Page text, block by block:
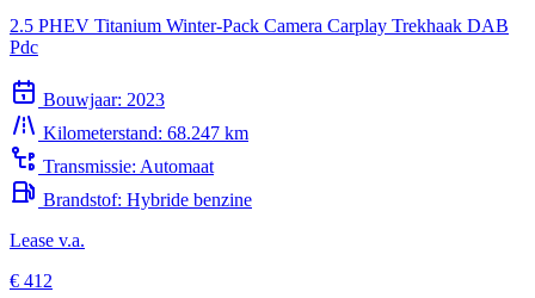
Kilometerstand:
Transmissie:Automaat
Brandstof: Hybride benzine
Lease v.a.
€ 412
Kopen